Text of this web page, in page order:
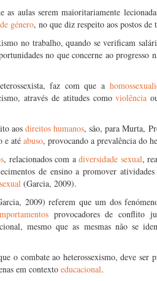
aulas serem maioritariamente
género, no que diz respeito aos postos de
no trabalho, quando se verificam
no que concerne ao progresso
faz com que a
através de atitudes comoviolência
aos direitos humanos, são, para Murta,
e até abuso, provocando a prevalência do
, relacionados com adiversidade sexual,
de ensino a promover
(Garcia, 2009).
2009) referem que um dos
provocadores de conflito
mesmo que as mesmas não se
o combate ao heterossexismo, deve ser
em contexto educacional.